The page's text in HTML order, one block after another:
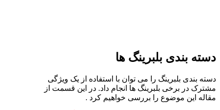
دسته بندی بلبرینگ ها
دسته بندی بلبرینگ را می توان با استفاده از یک ویژگی
مشترک در برخی بلبرینگ ها انجام داد. در این قسمت از
مقاله این موضوع را بررسی خواهیم کرد .